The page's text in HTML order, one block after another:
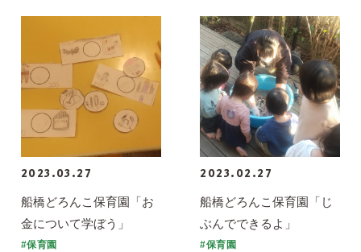
2023.03.27
船橋どろんこ保育園「お
金について学ぼう」
#保育園
2023.02.27
船橋どろんこ保育園「じ
ぶんでできるよ」
#保育園